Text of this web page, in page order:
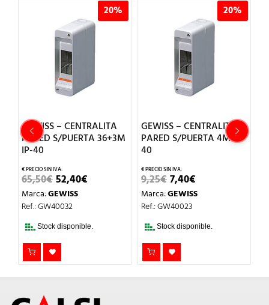
20%
GEWISS – CENTRALITA
PARED S/PUERTA 36+3M
IP-40
65,50€EL
PRECIO
ORIGINAL
ERA:
52,40€
Marca:GEWISS
Ref.: GW40032
Stock disponible.
20%
GEWISS – CENTRALITA
PARED S/PUERTA 4M IP-
40
9,25€EL
PRECIO
ORIGINAL
ERA:
7,40€PRECIO
ACTUAL
Marca:GEWISS
Ref.: GW40023
Stock disponible.